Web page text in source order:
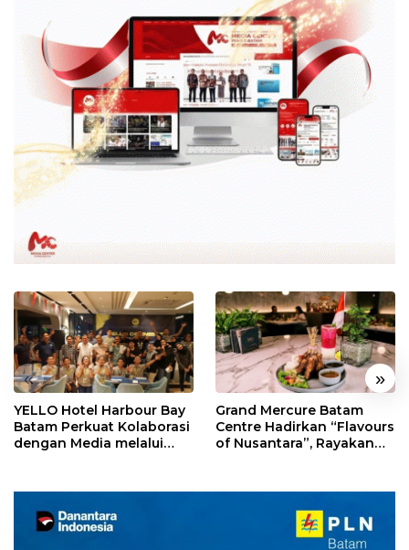
« »
YELLO Hotel Harbour Bay
Batam Perkuat Kolaborasi
dengan Media melalui
Grand Mercure Batam
Centre Hadirkan “Flavours
of Nusantara”, Rayakan